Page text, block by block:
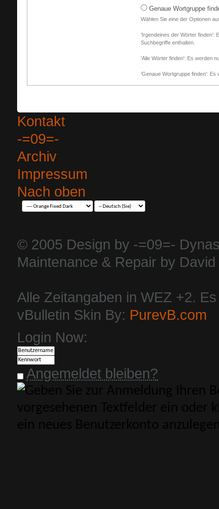
Genaue Wortgruppe
Wählen Sie eine der Optionen
'Irgendeines der Wörter finden':
Suchbegriffe enthalten.
'Alle Wörter finden': Es werden
'Genaue Wortgruppe finden': Es
Kontakt
-=09=-
Archiv
Impressum
Nach oben
© 2005 Design by -=09=-
Maintenance & Repair by
Alle Zeitangaben in WEZ +2.
vBulletin Skin By: PurevB.com
Login Now:
Angemeldet bleiben?